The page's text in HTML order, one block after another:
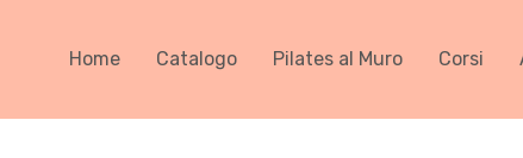
Home Catalogo Pilates al Muro Corsi